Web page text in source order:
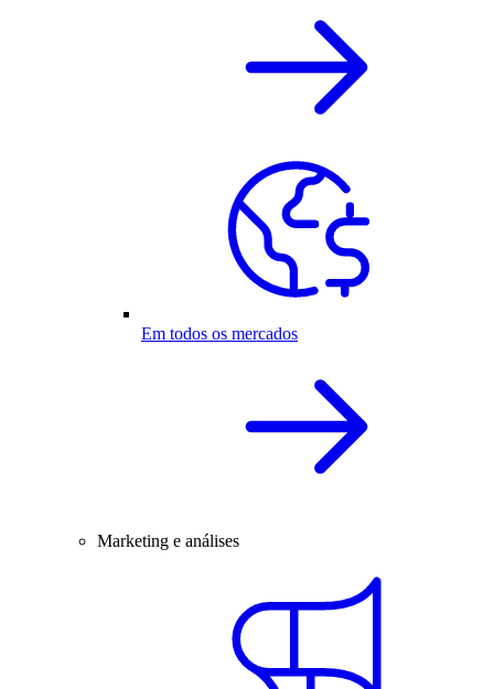
Em todos os mercados
Marketing e análises